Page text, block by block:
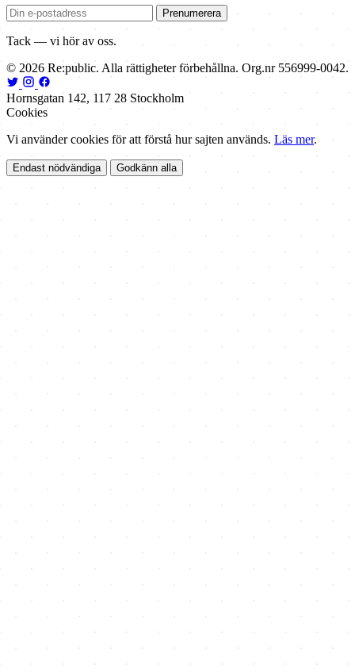
Prenumerera
Tack — vi hör av oss.
© 2026 Re:public. Alla rättigheter förbehållna. Org.nr 556999-0042.
Hornsgatan 142, 117 28 Stockholm
Cookies
Vi använder cookies för att förstå hur sajten används. Läs mer.
Endast nödvändiga Godkänn alla